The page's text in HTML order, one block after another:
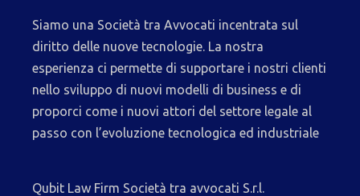
Siamo una Società tra Avvocati incentrata sul
diritto delle nuove tecnologie. La nostra
esperienza ci permette di supportare i nostri clienti
nello sviluppo di nuovi modelli di business e di
proporci come i nuovi attori del settore legale al
passo con l’evoluzione tecnologica ed industriale
Qubit Law Firm Società tra avvocati S.r.l.